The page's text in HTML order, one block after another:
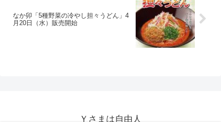
なか卯「5種野菜の冷やし担々うどん」4
月20日（水）販売開始
Ｙさまは自由人